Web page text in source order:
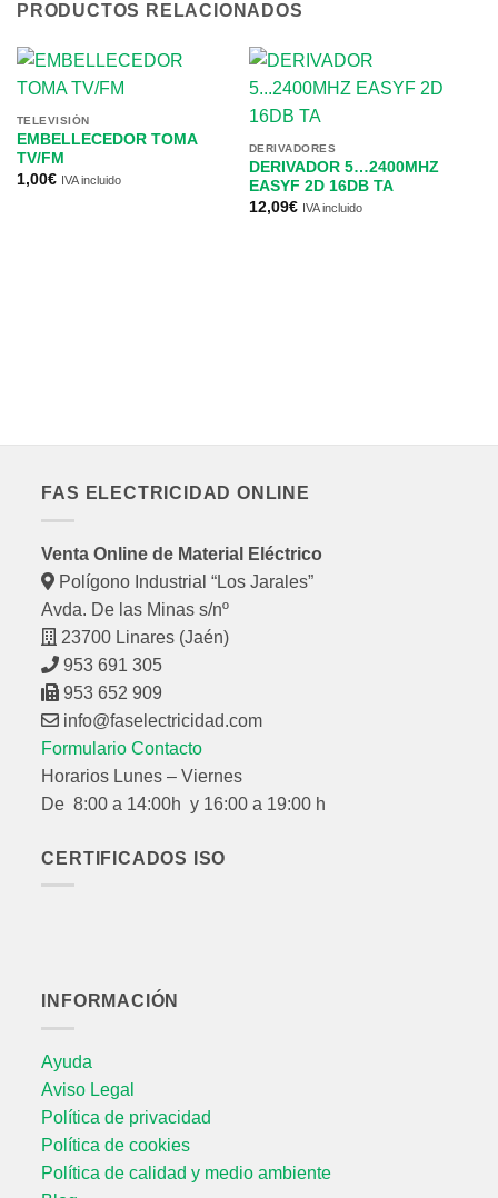
PRODUCTOS RELACIONADOS
TELEVISIÓN
EMBELLECEDOR TOMA
TV/FM
1,00€ IVA incluido
DERIVADORES
DERIVADOR 5…2400MHZ
EASYF 2D 16DB TA
12,09€ IVA incluido
FAS ELECTRICIDAD ONLINE
Venta Online de Material Eléctrico
Polígono Industrial “Los Jarales”
Avda. De las Minas s/nº
23700 Linares (Jaén)
953 691 305
953 652 909
info@faselectricidad.com
Formulario Contacto
Horarios Lunes – Viernes
De 8:00 a 14:00h y 16:00 a 19:00 h
CERTIFICADOS ISO
INFORMACIÓN
Ayuda
Aviso Legal
Política de privacidad
Política de cookies
Política de calidad y medio ambiente